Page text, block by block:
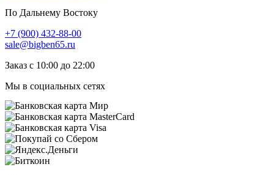
По Дальнему Востоку
+7 (900) 432-88-00
sale@bigben65.ru
Заказ с 10:00 до 22:00
Мы в социальных сетях